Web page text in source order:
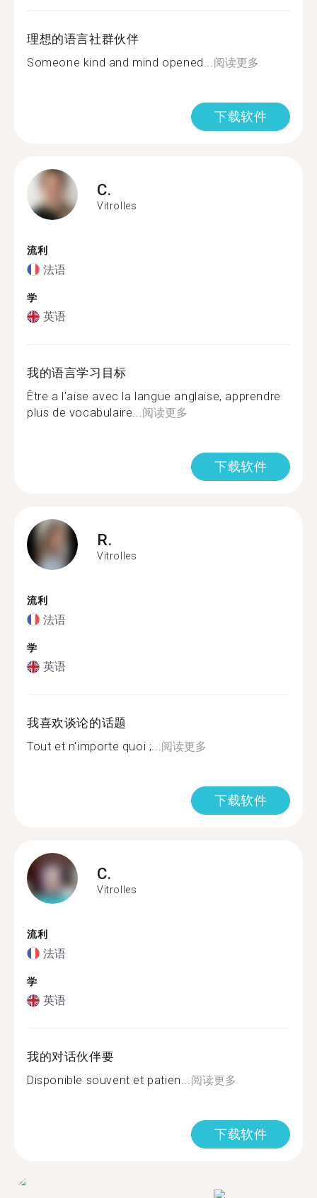
理想的语言社群伙伴
Someone kind and mind opened...阅读更多
下载软件
C.
Vitrolles
流利
法语
学
英语
我的语言学习目标
Être a l'aise avec la langue anglaise, apprendre
plus de vocabulaire...阅读更多
下载软件
R.
Vitrolles
流利
法语
学
英语
我喜欢谈论的话题
Tout et n'importe quoi ;...阅读更多
下载软件
C.
Vitrolles
流利
法语
学
英语
我的对话伙伴要
Disponible souvent et patien...阅读更多
下载软件